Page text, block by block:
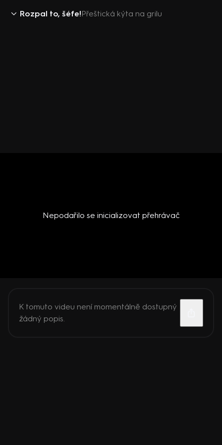
Rozpal to, šéfe!Přeštická kýta na grilu
Nepodařilo se inicializovat přehrávač
K tomuto videu není momentálně dostupný
žádný popis.